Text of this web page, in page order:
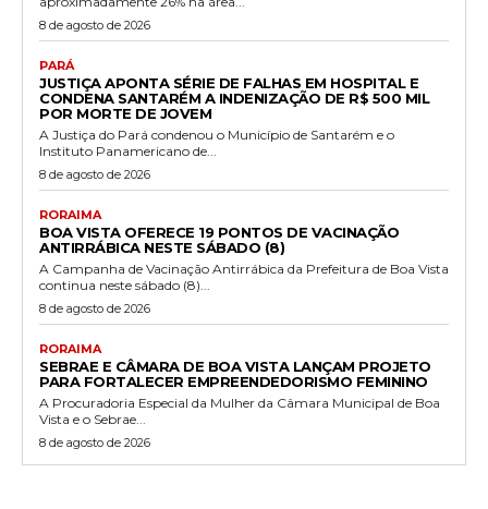
8 de agosto de 2026
PARÁ
JUSTIÇA APONTA SÉRIE DE FALHAS EM HOSPITAL E
CONDENA SANTARÉM A INDENIZAÇÃO DE R$ 500 MIL
POR MORTE DE JOVEM
A Justiça do Pará condenou o Município de Santarém e o
Instituto Panamericano de...
8 de agosto de 2026
RORAIMA
BOA VISTA OFERECE 19 PONTOS DE VACINAÇÃO
ANTIRRÁBICA NESTE SÁBADO (8)
A Campanha de Vacinação Antirrábica da Prefeitura de Boa Vista
continua neste sábado (8)...
8 de agosto de 2026
RORAIMA
SEBRAE E CÂMARA DE BOA VISTA LANÇAM PROJETO
PARA FORTALECER EMPREENDEDORISMO FEMININO
A Procuradoria Especial da Mulher da Câmara Municipal de Boa
Vista e o Sebrae...
8 de agosto de 2026